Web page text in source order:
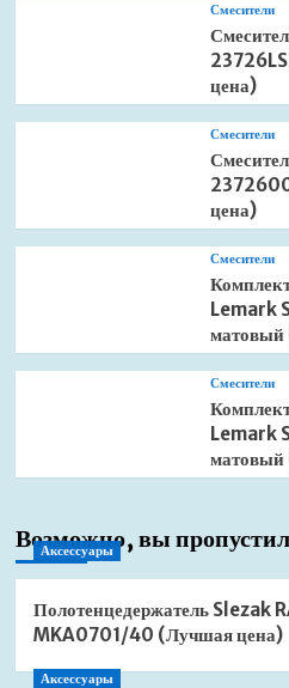
Смесители
цена)
Смесители
цена)
Смесители
Lemark
Смесители
Lemark
Возможно, вы
Аксессуары
Полотенцедержатель Slezak
MKA0701/40 (Лучшая цена)
Аксессуары